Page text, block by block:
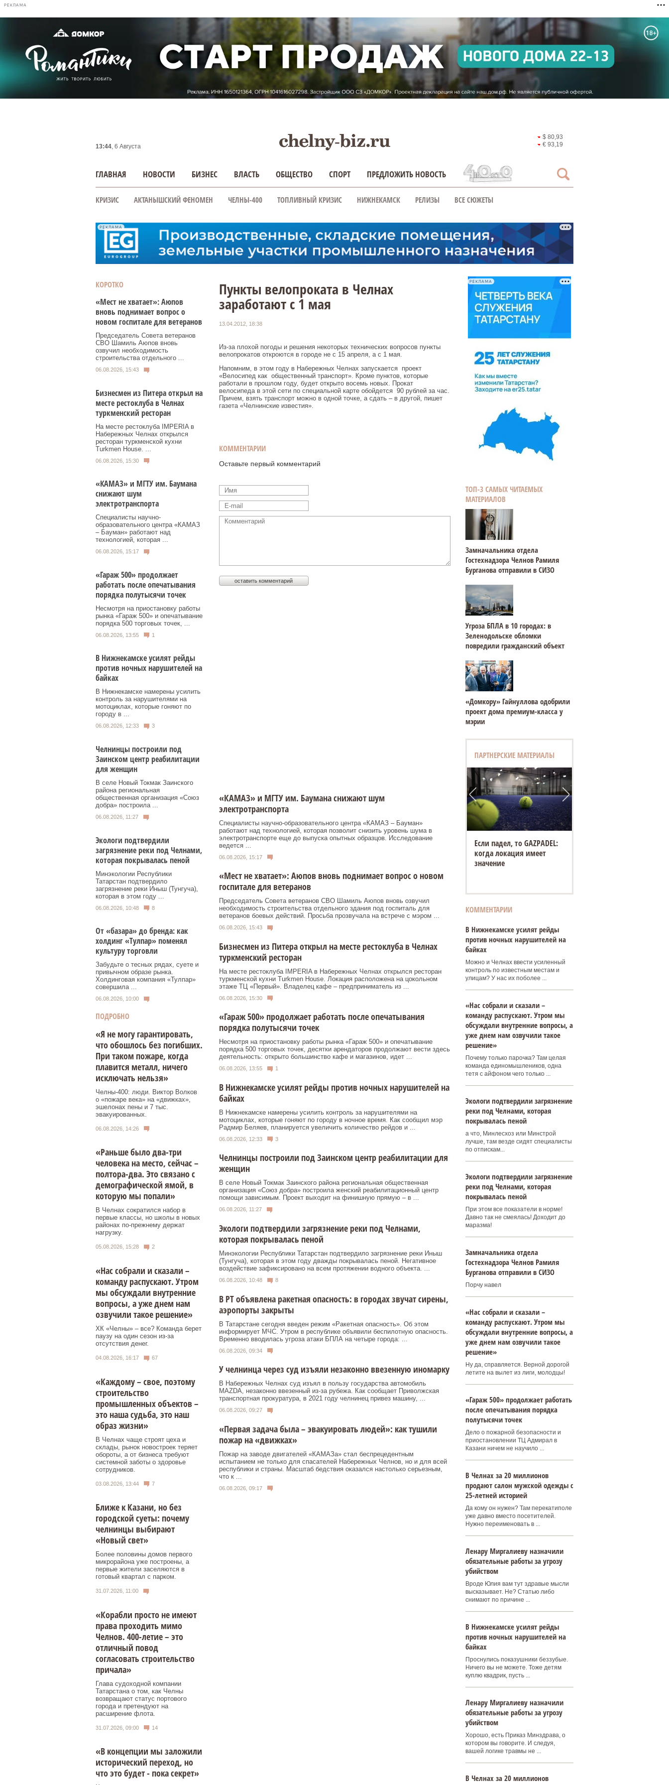
РЕКЛАМА
13:44, 6 Августа
$ 80,93
€ 93,19
ГЛАВНАЯ НОВОСТИ БИЗНЕС ВЛАСТЬ ОБЩЕСТВО СПОРТ ПРЕДЛОЖИТЬ НОВОСТЬ
КРИЗИС АКТАНЫШСКИЙ ФЕНОМЕН ЧЕЛНЫ-400 ТОПЛИВНЫЙ КРИЗИС НИЖНЕКАМСК РЕЛИЗЫ ВСЕ СЮЖЕТЫ
РЕКЛАМА
КОРОТКО
«Мест не хватает»: Аюпов
вновь поднимает вопрос о
новом госпитале для ветеранов
Председатель Совета ветеранов
СВО Шамиль Аюпов вновь
озвучил необходимость
строительства отдельного ...
06.08.2026, 15:43
Бизнесмен из Питера открыл на
месте рестоклуба в Челнах
туркменский ресторан
На месте рестоклуба IMPERIA в
Набережных Челнах открылся
ресторан туркменской кухни
Turkmen House. ...
06.08.2026, 15:30
«КАМАЗ» и МГТУ им. Баумана
снижают шум
электротранспорта
Специалисты научно-
образовательного центра «КАМАЗ
– Бауман» работают над
технологией, которая ...
06.08.2026, 15:17
«Гараж 500» продолжает
работать после опечатывания
порядка полутысячи точек
Несмотря на приостановку работы
рынка «Гараж 500» и опечатывание
порядка 500 торговых точек, ...
06.08.2026, 13:55 1
В Нижнекамске усилят рейды
против ночных нарушителей на
байках
В Нижнекамске намерены усилить
контроль за нарушителями на
мотоциклах, которые гоняют по
городу в ...
06.08.2026, 12:33 3
Челнинцы построили под
Заинском центр реабилитации
для женщин
В селе Новый Токмак Заинского
района региональная
общественная организация «Союз
добра» построила ...
06.08.2026, 11:27
Экологи подтвердили
загрязнение реки под Челнами,
которая покрывалась пеной
Минэкологии Республики
Татарстан подтвердило
загрязнение реки Иныш (Тунгуча),
которая в этом году ...
06.08.2026, 10:48 8
От «базара» до бренда: как
холдинг «Тулпар» поменял
культуру торговли
Забудьте о тесных рядах, суете и
привычном образе рынка.
Холдинговая компания «Тулпар»
совершила ...
06.08.2026, 10:00
ПОДРОБНО
«Я не могу гарантировать,
что обошлось без погибших.
При таком пожаре, когда
плавится металл, ничего
исключать нельзя»
Челны-400: люди. Виктор Волков
о «пожаре века» на «движках»,
эшелонах пены и 7 тыс.
эвакуированных.
06.08.2026, 14:26
«Раньше было два-три
человека на место, сейчас –
полтора-два. Это связано с
демографической ямой, в
которую мы попали»
В Челнах сократился набор в
первые классы, но школы в новых
районах по-прежнему держат
нагрузку.
05.08.2026, 15:28 2
«Нас собрали и сказали –
команду распускают. Утром
мы обсуждали внутренние
вопросы, а уже днем нам
озвучили такое решение»
ХК «Челны» – все? Команда берет
паузу на один сезон из-за
отсутствия денег.
04.08.2026, 16:17 67
«Каждому – свое, поэтому
строительство
промышленных объектов –
это наша судьба, это наш
образ жизни»
В Челнах чаще строят цеха и
склады, рынок новостроек теряет
обороты, а от бизнеса требуют
системной заботы о здоровье
сотрудников.
03.08.2026, 13:44 7
Ближе к Казани, но без
городской суеты: почему
челнинцы выбирают
«Новый свет»
Более половины домов первого
микрорайона уже построены, а
первые жители заселяются в
готовый квартал с парком.
31.07.2026, 11:00
«Корабли просто не имеют
права проходить мимо
Челнов. 400-летие – это
отличный повод
согласовать строительство
причала»
Глава судоходной компании
Татарстана о том, как Челны
возвращают статус портового
города и претендуют на
расширение флота.
31.07.2026, 09:00 14
«В концепции мы заложили
исторический переход, но
что это будет - пока секрет»
Пункты велопроката в Челнах
заработают с 1 мая
13.04.2012, 18:38
Из-за плохой погоды и решения некоторых технических вопросов пункты
велопрокатов откроются в городе не с 15 апреля, а с 1 мая.
Напомним, в этом году в Набережных Челнах запускается проект
«Велосипед как общественный транспорт». Кроме пунктов, которые
работали в прошлом году, будет открыто восемь новых. Прокат
велосипеда в этой сети по специальной карте обойдется 90 рублей за час.
Причем, взять транспорт можно в одной точке, а сдать – в другой, пишет
газета «Челнинские известия».
КОММЕНТАРИИ
Оставьте первый комментарий
«КАМАЗ» и МГТУ им. Баумана снижают шум
электротранспорта
Специалисты научно-образовательного центра «КАМАЗ – Бауман»
работают над технологией, которая позволит снизить уровень шума в
электротранспорте еще до выпуска опытных образцов. Исследование
ведется ...
06.08.2026, 15:17
«Мест не хватает»: Аюпов вновь поднимает вопрос о новом
госпитале для ветеранов
Председатель Совета ветеранов СВО Шамиль Аюпов вновь озвучил
необходимость строительства отдельного здания под госпиталь для
ветеранов боевых действий. Просьба прозвучала на встрече с мэром ...
06.08.2026, 15:43
Бизнесмен из Питера открыл на месте рестоклуба в Челнах
туркменский ресторан
На месте рестоклуба IMPERIA в Набережных Челнах открылся ресторан
туркменской кухни Turkmen House. Локация расположена на цокольном
этаже ТЦ «Первый». Владелец кафе – предприниматель из ...
06.08.2026, 15:30
«Гараж 500» продолжает работать после опечатывания
порядка полутысячи точек
Несмотря на приостановку работы рынка «Гараж 500» и опечатывание
порядка 500 торговых точек, десятки арендаторов продолжают вести здесь
деятельность: открыто большинство кафе и магазинов, идет ...
06.08.2026, 13:55 1
В Нижнекамске усилят рейды против ночных нарушителей на
байках
В Нижнекамске намерены усилить контроль за нарушителями на
мотоциклах, которые гоняют по городу в ночное время. Как сообщил мэр
Радмир Беляев, планируется увеличить количество рейдов и ...
06.08.2026, 12:33 3
Челнинцы построили под Заинском центр реабилитации для
женщин
В селе Новый Токмак Заинского района региональная общественная
организация «Союз добра» построила женский реабилитационный центр
помощи зависимым. Проект выходит на финишную прямую – в ...
06.08.2026, 11:27
Экологи подтвердили загрязнение реки под Челнами,
которая покрывалась пеной
Минэкологии Республики Татарстан подтвердило загрязнение реки Иныш
(Тунгуча), которая в этом году дважды покрывалась пеной. Негативное
воздействие зафиксировано на всем протяжении водного объекта. ...
06.08.2026, 10:48 8
В РТ объявлена ракетная опасность: в городах звучат сирены,
аэропорты закрыты
В Татарстане сегодня введен режим «Ракетная опасность». Об этом
информирует МЧС. Утром в республике объявили беспилотную опасность.
Временно вводилась угроза атаки БПЛА на четыре города: ...
06.08.2026, 09:34
У челнинца через суд изъяли незаконно ввезенную иномарку
В Набережных Челнах суд изъял в пользу государства автомобиль
MAZDA, незаконно ввезенный из‑за рубежа. Как сообщает Приволжская
транспортная прокуратура, в 2021 году челнинец привез машину, ...
06.08.2026, 09:27
«Первая задача была – эвакуировать людей»: как тушили
пожар на «движках»
Пожар на заводе двигателей «КАМАЗа» стал беспрецедентным
испытанием не только для спасателей Набережных Челнов, но и для всей
республики и страны. Масштаб бедствия оказался настолько серьезным,
что к ...
06.08.2026, 09:17
РЕКЛАМА
ТОП-3 САМЫХ ЧИТАЕМЫХ
МАТЕРИАЛОВ
Замначальника отдела
Гостехнадзора Челнов Рамиля
Бурганова отправили в СИЗО
Угроза БПЛА в 10 городах: в
Зеленодольске обломки
повредили гражданский объект
«Домкору» Гайнуллова одобрили
проект дома премиум-класса у
мэрии
ПАРТНЕРСКИЕ МАТЕРИАЛЫ
Если падел, то GAZPADEL:
когда локация имеет
значение
КОММЕНТАРИИ
В Нижнекамске усилят рейды
против ночных нарушителей на
байках
Можно и Челнах ввести усиленный
контроль по известным местам и
улицам? У нас их поболее ...
«Нас собрали и сказали –
команду распускают. Утром мы
обсуждали внутренние вопросы, а
уже днем нам озвучили такое
решение»
Почему только парочка? Там целая
команда единомышлеников, одна
тетя с айфоном чего только ...
Экологи подтвердили загрязнение
реки под Челнами, которая
покрывалась пеной
а что, Минлесхоз или Минстрой
лучше, там везде сидят специалисты
по отпискам...
Экологи подтвердили загрязнение
реки под Челнами, которая
покрывалась пеной
При этом все показатели в норме!
Давно так не смеялась! Доходит до
маразма!
Замначальника отдела
Гостехнадзора Челнов Рамиля
Бурганова отправили в СИЗО
Порчу навел
«Нас собрали и сказали –
команду распускают. Утром мы
обсуждали внутренние вопросы, а
уже днем нам озвучили такое
решение»
Ну да, справляется. Верной дорогой
летите на вылет из лиги, молодцы!
«Гараж 500» продолжает работать
после опечатывания порядка
полутысячи точек
Дело о пожарной безопасности и
приостановлении ТЦ Адмирал в
Казани ничем не научило ...
В Челнах за 20 миллионов
продают салон мужской одежды с
25-летней историей
Да кому он нужен? Там перекатиполе
уже давно вместо посетителей.
Нужно переименовать в ...
Ленару Миргалиеву назначили
обязательные работы за угрозу
убийством
Вроде Юлия вам тут здравые мысли
высказывает. Не? Статью либо
снимают по причине ...
В Нижнекамске усилят рейды
против ночных нарушителей на
байках
Проснулись показушники беззубые.
Ничего вы не можете. Тоже детям
куплю квадрик, пусть ...
Ленару Миргалиеву назначили
обязательные работы за угрозу
убийством
Хорошо, есть Приказ Минздрава, о
котором вы говорите. И следуя,
вашей логике травмы не ...
В Челнах за 20 миллионов